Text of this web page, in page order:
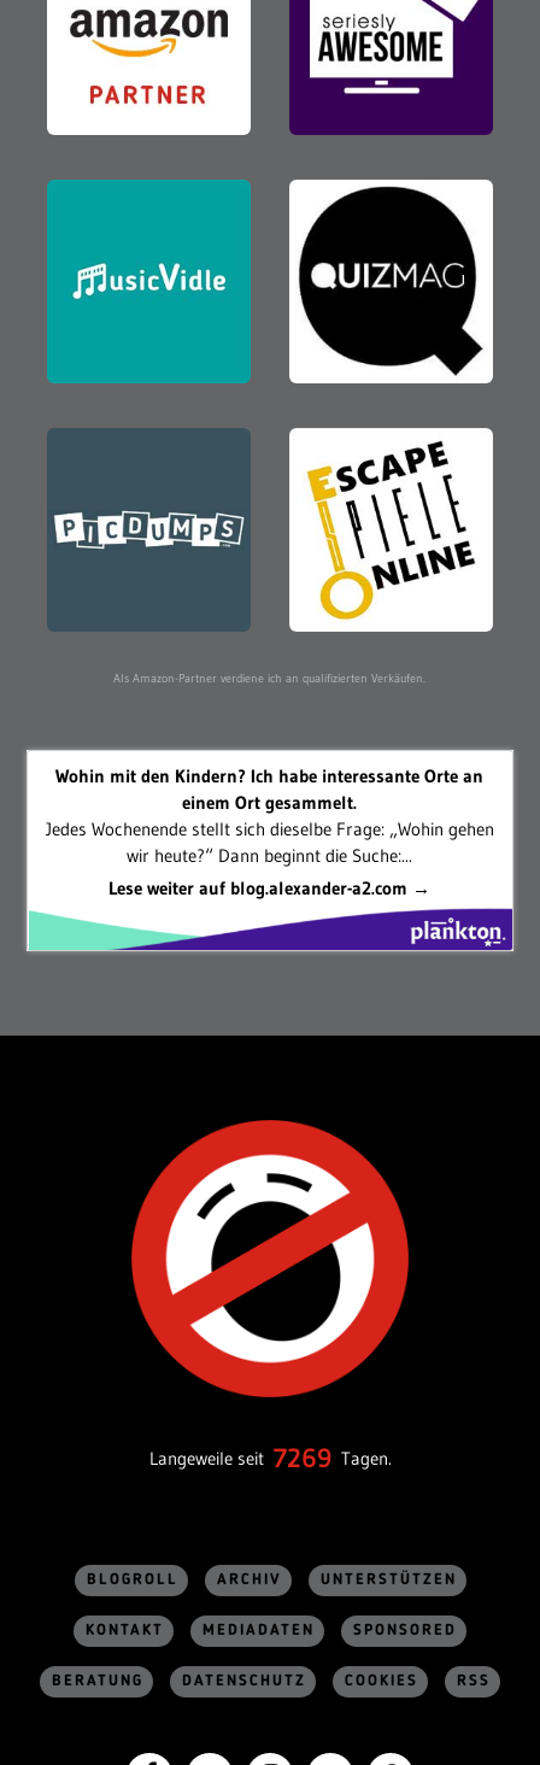
Als Amazon-Partner verdiene ich an qualifizierten Verkäufen.
Wohin mit den Kindern? Ich habe interessante Orte an
einem Ort gesammelt.
Jedes Wochenende stellt sich dieselbe Frage: „Wohin gehen
wir heute?“ Dann beginnt die Suche:...
Lese weiter auf blog.alexander-a2.com →
Langeweile seit 7269 Tagen.
BLOGROLL ARCHIV UNTERSTÜTZEN
KONTAKT MEDIADATEN SPONSORED
BERATUNG DATENSCHUTZ COOKIES RSS